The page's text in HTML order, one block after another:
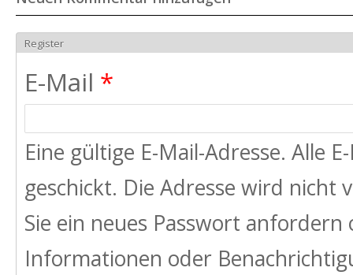
Register
E-Mail *
Eine gültige E-Mail-Adresse. Alle
geschickt. Die Adresse wird
Sie ein neues Passwort
Informationen oder